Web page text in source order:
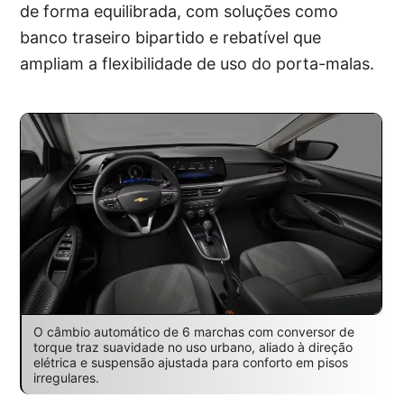
de forma equilibrada, com soluções como
banco traseiro bipartido e rebatível que
ampliam a flexibilidade de uso do porta-malas.
O câmbio automático de 6 marchas com conversor de
torque traz suavidade no uso urbano, aliado à direção
elétrica e suspensão ajustada para conforto em pisos
irregulares.